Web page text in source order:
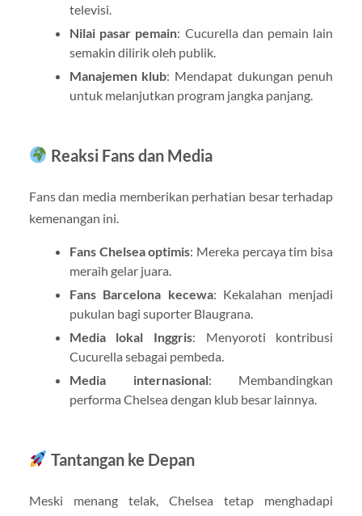
televisi.
Nilai pasar pemain: Cucurella dan pemain lain
semakin dilirik oleh publik.
Manajemen klub: Mendapat dukungan penuh
untuk melanjutkan program jangka panjang.
Reaksi Fans dan Media
Fans dan media memberikan perhatian besar terhadap
kemenangan ini.
Fans Chelsea optimis: Mereka percaya tim bisa
meraih gelar juara.
Fans Barcelona kecewa: Kekalahan menjadi
pukulan bagi suporter Blaugrana.
Media lokal Inggris: Menyoroti kontribusi
Cucurella sebagai pembeda.
Media internasional: Membandingkan
performa Chelsea dengan klub besar lainnya.
Tantangan ke Depan
Meski menang telak, Chelsea tetap menghadapi